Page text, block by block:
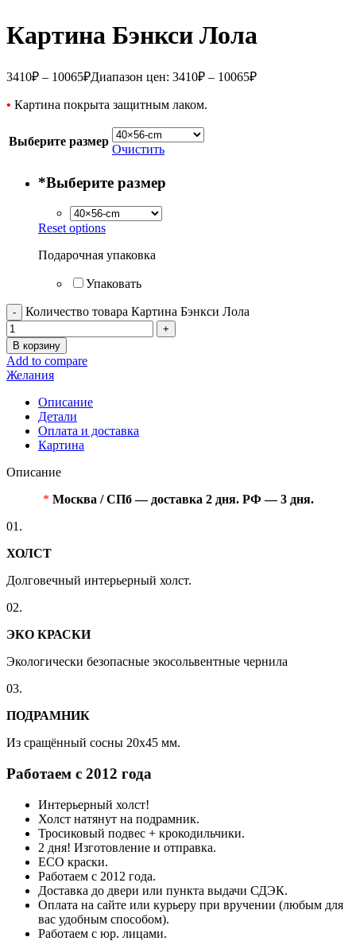
Картина Бэнкси Лола
3410₽ – 10065₽Диапазон цен: 3410₽ – 10065₽
• Картина покрыта защитным лаком.
Выберите размер
Очистить
*Выберите размер
Reset options
Подарочная упаковка
Упаковать
Количество товара Картина Бэнкси Лола
В корзину
Add to compare
Желания
Описание
Детали
Оплата и доставка
Картина
Описание
* Москва / СПб — доставка 2 дня. РФ — 3 дня.
01.
ХОЛСТ
Долговечный интерьерный холст.
02.
ЭКО КРАСКИ
Экологически безопасные экосольвентные чернила
03.
ПОДРАМНИК
Из сращённый сосны 20x45 мм.
Работаем с 2012 года
Интерьерный холст!
Холст натянут на подрамник.
Тросиковый подвес + крокодильчики.
2 дня! Изготовление и отправка.
ECO краски.
Работаем с 2012 года.
Доставка до двери или пункта выдачи СДЭК.
Оплата на сайте или курьеру при вручении (любым для
вас удобным способом).
Работаем с юр. лицами.